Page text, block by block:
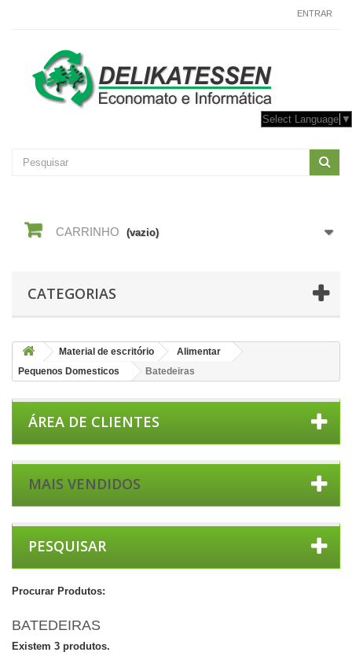
ENTRAR
Select Language ▼
CARRINHO (vazio)
CATEGORIAS
Material de escritório
Alimentar
Pequenos Domesticos
Batedeiras
ÁREA DE CLIENTES
MAIS VENDIDOS
PESQUISAR
Procurar Produtos:
BATEDEIRAS
Existem 3 produtos.